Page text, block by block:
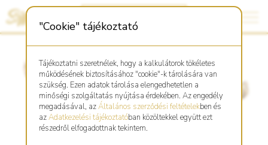
"Cookie" tájékoztató
Tájékoztatni szeretnélek, hogy a kalkulátorok tökéletes
működésének biztosításához "cookie"-k tárolására van
szükség. Ezen adatok tárolása elengedhetetlen a
minőségi szolgáltatás nyújtása érdekében. Az engedély
megadásával, azÁltalános szerződési feltételekben és
azAdatkezelési tájékoztatóban közöltekkel együtt ezt
részedről elfogadottnak tekintem.